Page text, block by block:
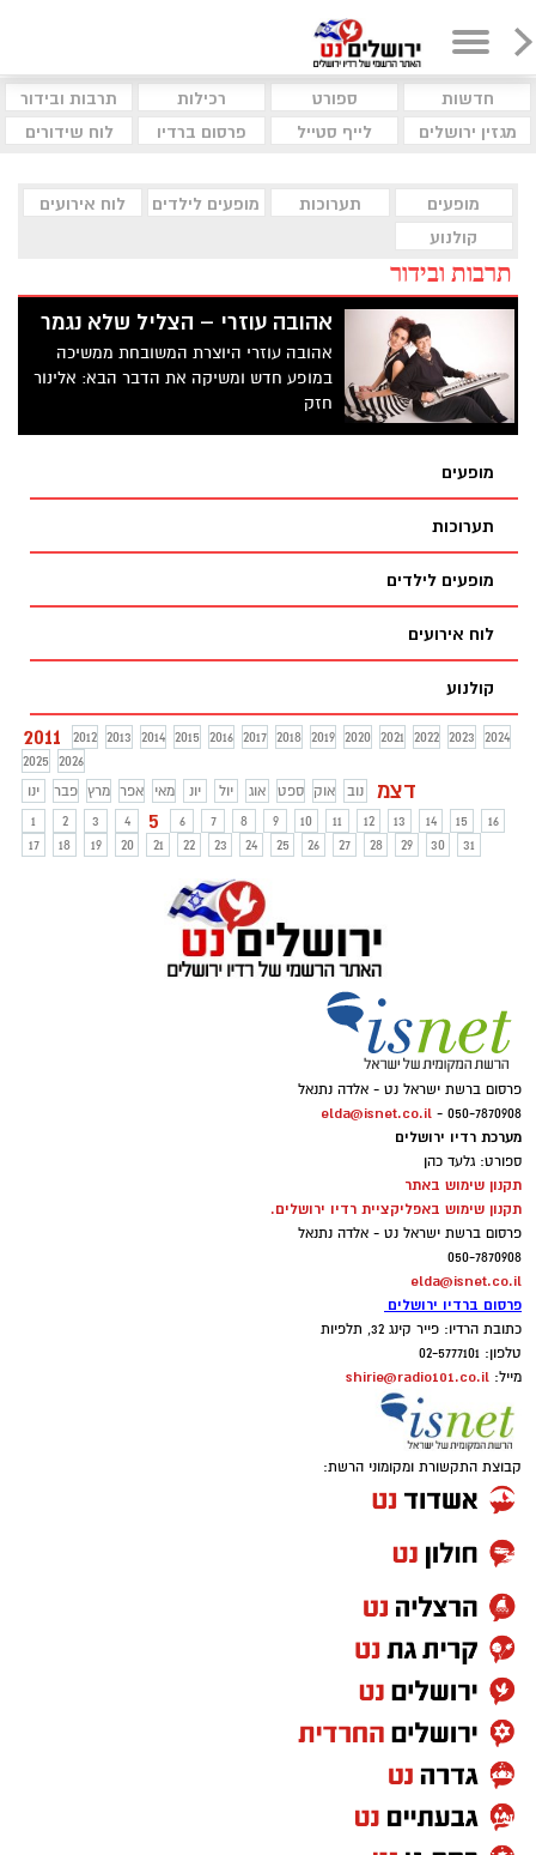
חדשות ספורט רכילות
תרבות ובידור
מגזין ירושלים
לייף סטייל פרסום ברדיו לוח שידורים
מופעים תערוכות מופעים לילדים
לוח אירועים
קולנוע
תרבות ובידור
אהובה עוזרי – הצליל שלא נגמר
אהובה עוזרי היוצרת המשובחת ממשיכה
במופע חדש ומשיקה את הדבר הבא: אלינור
חזק
מופעים
תערוכות
מופעים לילדים
לוח אירועים
קולנוע
2011 2012 2013 2014 2015 2016 2017 2018 2019 2020 2021 2022 2023
2024
2025
2026
ינו
פבר מרץ אפר מאי יונ יול אוג ספט אוק נוב דצמ
1 2 3 4 5 6 7 8 9 10 11 12 13 14 15
16
17
18 19 20 21 22 23 24 25 26 27 28 29 30 31
פרסום ברשת ישראל נט - אלדה נתנאל
050-7870908 -
elda@isnet.co.il
מערכת רדיו ירושלים
ספורט: גלעד כהן
תקנון שימוש באתר
תקנון שימוש באפליקציית רדיו ירושלים.
פרסום ברשת ישראל נט - אלדה נתנאל
050-7870908
elda@isnet.co.il
פרסום ברדיו ירושלים
כתובת הרדיו: פייר קינג 32, תלפיות
טלפון: 02-5777101
מייל: shirie@radio101.co.il
קבוצת התקשורת ומקומוני הרשת: